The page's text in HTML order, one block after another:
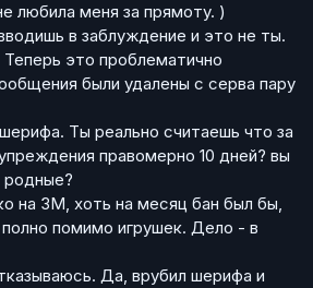
любила меня за прямоту. )
в заблуждение и это не ты.
это проблематично
были удалены с серва пару
Ты реально считаешь что за
правомерно 10 дней? вы
на ЗМ, хоть на месяц бан был бы,
помимо игрушек. Дело - в
Да, врубил шерифа и